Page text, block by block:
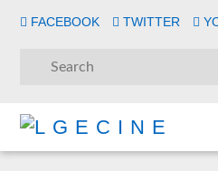
FACEBOOK TWITTER